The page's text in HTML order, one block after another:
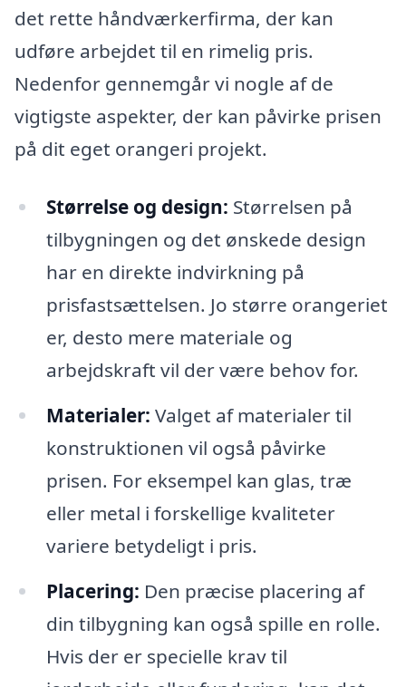
det rette håndværkerfirma, der kan
udføre arbejdet til en rimelig pris.
Nedenfor gennemgår vi nogle af de
vigtigste aspekter, der kan påvirke prisen
på dit eget orangeri projekt.
Størrelse og design: Størrelsen på
tilbygningen og det ønskede design
har en direkte indvirkning på
prisfastsættelsen. Jo større orangeriet
er, desto mere materiale og
arbejdskraft vil der være behov for.
Materialer: Valget af materialer til
konstruktionen vil også påvirke
prisen. For eksempel kan glas, træ
eller metal i forskellige kvaliteter
variere betydeligt i pris.
Placering: Den præcise placering af
din tilbygning kan også spille en rolle.
Hvis der er specielle krav til